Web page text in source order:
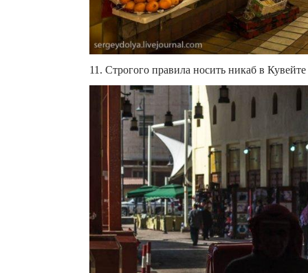
11. Строгого правила носить никаб в